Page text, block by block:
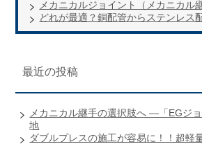
メカニカルジョイント（メカニカル
どれが最適？銅配管からステンレス
最近の投稿
メカニカル継手の選択肢へ ―「EGジ
地
ダブルプレスの施工が容易に！！超軽